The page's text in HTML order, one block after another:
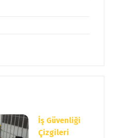
İş Güvenliği
Çizgileri